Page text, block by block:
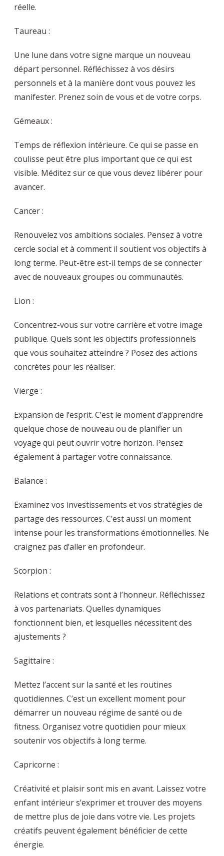
réelle.
Taureau :
Une lune dans votre signe marque un nouveau
départ personnel. Réfléchissez à vos désirs
personnels et à la manière dont vous pouvez les
manifester. Prenez soin de vous et de votre corps.
Gémeaux :
Temps de réflexion intérieure. Ce qui se passe en
coulisse peut être plus important que ce qui est
visible. Méditez sur ce que vous devez libérer pour
avancer.
Cancer :
Renouvelez vos ambitions sociales. Pensez à votre
cercle social et à comment il soutient vos objectifs à
long terme. Peut-être est-il temps de se connecter
avec de nouveaux groupes ou communautés.
Lion :
Concentrez-vous sur votre carrière et votre image
publique. Quels sont les objectifs professionnels
que vous souhaitez atteindre ? Posez des actions
concrètes pour les réaliser.
Vierge :
Expansion de l’esprit. C’est le moment d’apprendre
quelque chose de nouveau ou de planifier un
voyage qui peut ouvrir votre horizon. Pensez
également à partager votre connaissance.
Balance :
Examinez vos investissements et vos stratégies de
partage des ressources. C’est aussi un moment
intense pour les transformations émotionnelles. Ne
craignez pas d’aller en profondeur.
Scorpion :
Relations et contrats sont à l’honneur. Réfléchissez
à vos partenariats. Quelles dynamiques
fonctionnent bien, et lesquelles nécessitent des
ajustements ?
Sagittaire :
Mettez l’accent sur la santé et les routines
quotidiennes. C’est un excellent moment pour
démarrer un nouveau régime de santé ou de
fitness. Organisez votre quotidien pour mieux
soutenir vos objectifs à long terme.
Capricorne :
Créativité et plaisir sont mis en avant. Laissez votre
enfant intérieur s’exprimer et trouver des moyens
de mettre plus de joie dans votre vie. Les projets
créatifs peuvent également bénéficier de cette
énergie.